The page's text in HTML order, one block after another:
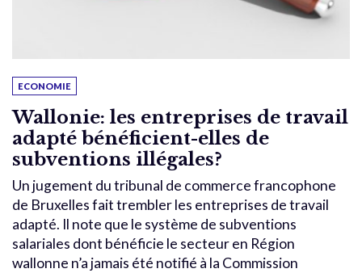
ECONOMIE
Wallonie: les entreprises de travail
adapté bénéficient-elles de
subventions illégales?
Un jugement du tribunal de commerce francophone
de Bruxelles fait trembler les entreprises de travail
adapté. Il note que le système de subventions
salariales dont bénéficie le secteur en Région
wallonne n’a jamais été notifié à la Commission